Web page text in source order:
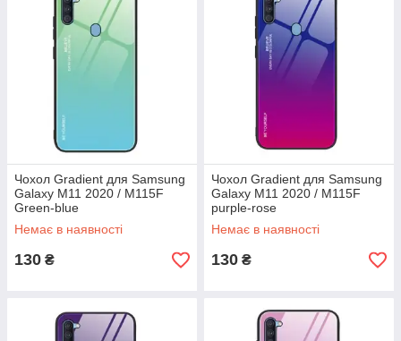
Чохол Gradient для Samsung
Galaxy M11 2020 / M115F
Green-blue
Немає в наявності
130 ₴
Чохол Gradient для Samsung
Galaxy M11 2020 / M115F
purple-rose
Немає в наявності
130 ₴